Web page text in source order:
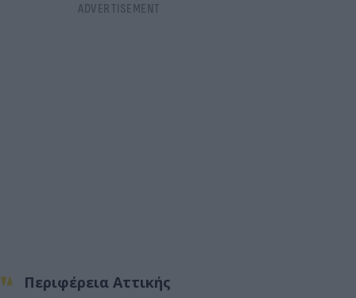
Περιφέρεια Αττικής